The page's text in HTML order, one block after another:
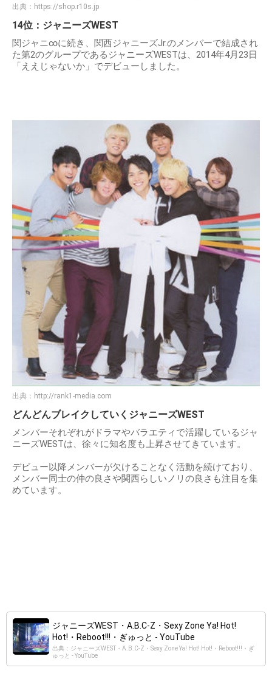
出典： https://shop.r10s.jp
14位：ジャニーズWEST
関ジャニ∞に続き、関西ジャニーズJr.のメンバーで結成され
た第2のグループであるジャニーズWESTは、2014年4月23日
「ええじゃないか」でデビューしました。
出典： http://rank1-media.com
どんどんブレイクしていくジャニーズWEST
メンバーそれぞれがドラマやバラエティで活躍しているジャ
ニーズWESTは、徐々に知名度も上昇させてきています。
デビュー以降メンバーが欠けることなく活動を続けており、
メンバー同士の仲の良さや関西らしいノリの良さも注目を集
めています。
ジャニーズWEST・A.B.C-Z・Sexy Zone Ya! Hot!
Hot!・Reboot!!!・ぎゅっと - YouTube
出典：ジャニーズWEST・A.B.C-Z・Sexy Zone Ya! Hot! Hot!・Reboot!!!・ぎ
ゅっと - YouTube